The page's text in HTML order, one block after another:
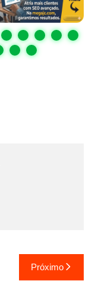
Próximo